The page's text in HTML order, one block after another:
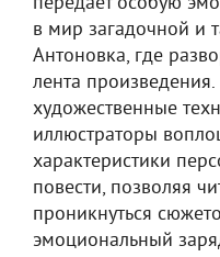
в мир загадочной и
Антоновка, где
лента
художественные
иллюстраторы
характеристики
повести, позволяя
проникнуться
эмоциональный